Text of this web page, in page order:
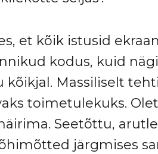
et kõik istusid
kodus, kuid
kõikjal. Massiliselt
toimetulekuks.
Seetõttu,
järgmises